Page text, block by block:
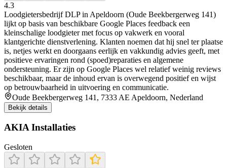
4.3
Loodgietersbedrijf DLP in Apeldoorn (Oude Beekbergerweg 141)
lijkt op basis van beschikbare Google Places feedback een
kleinschalige loodgieter met focus op vakwerk en vooral
klantgerichte dienstverlening. Klanten noemen dat hij snel ter plaatse
is, netjes werkt en doorgaans eerlijk en vakkundig advies geeft, met
positieve ervaringen rond (spoed)reparaties en algemene
ondersteuning. Er zijn op Google Places wel relatief weinig reviews
beschikbaar, maar de inhoud ervan is overwegend positief en wijst
op betrouwbaarheid in uitvoering en communicatie.
Oude Beekbergerweg 141, 7333 AE Apeldoorn, Nederland
Bekijk details
AKIA Installaties
Gesloten